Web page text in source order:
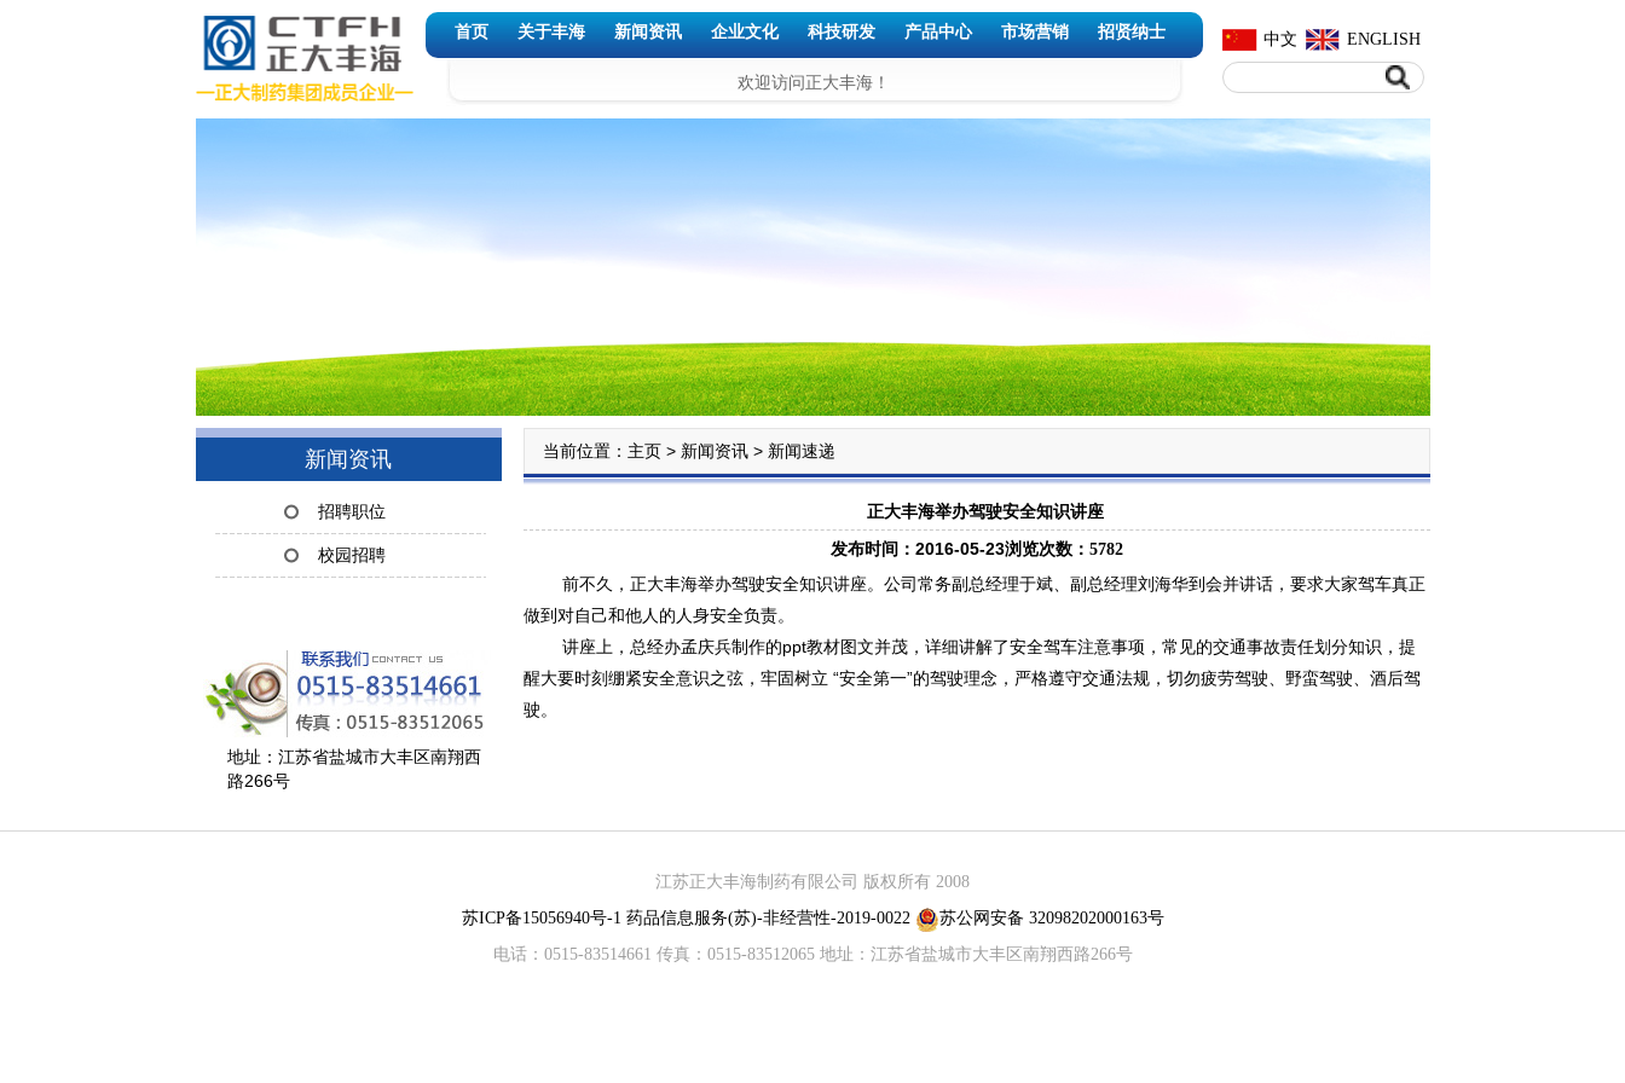
首页 关于丰海 新闻资讯 企业文化 科技研发 产品中心 市场营销 招贤纳士
欢迎访问正大丰海！
中文 ENGLISH
新闻资讯
招聘职位
校园招聘
地址：江苏省盐城市大丰区南翔西
路266号
当前位置： 主页> 新闻资讯> 新闻速递
正大丰海举办驾驶安全知识讲座
发布时间：2016-05-23浏览次数： 5782
前不久，正大丰海举办驾驶安全知识讲座。公司常务副总经理于斌、副总经理刘海华到会并讲话，要求大家驾车真正
做到对自己和他人的人身安全负责。
讲座上，总经办孟庆兵制作的ppt教材图文并茂，详细讲解了安全驾车注意事项，常见的交通事故责任划分知识，提
醒大要时刻绷紧安全意识之弦，牢固树立 “安全第一”的驾驶理念，严格遵守交通法规，切勿疲劳驾驶、野蛮驾驶、酒后驾
驶。
江苏正大丰海制药有限公司 版权所有 2008
苏ICP备15056940号-1 药品信息服务(苏)-非经营性-2019-0022
苏公网安备 32098202000163号
电话：0515-83514661 传真：0515-83512065 地址：江苏省盐城市大丰区南翔西路266号